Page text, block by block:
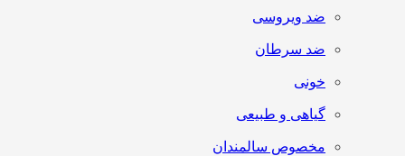
ضد ویروسی
ضد سرطان
خونی
گیاهی و طبیعی
مخصوص سالمندان